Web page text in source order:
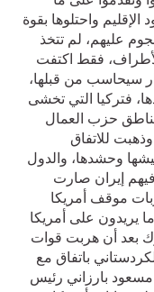
واحتلوها بقوة
عليهم، لم تتخذ
فقط اكتفت
سيحاسب من قبلها،
فتركيا التي تخشى
حزب العمال
للاتفاق
وحشدها، والدول
فيهم إيران صارت
موقف أمريكا
يريدون على أمريكا
بعد أن هربت قوات
باتفاق مع
بارزاني رئيس